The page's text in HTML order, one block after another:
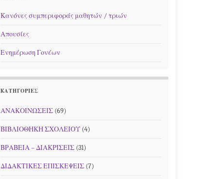
Κανόνες συμπεριφοράς μαθητών / τριών
Απουσίες
Ενημέρωση Γονέων
KΑΤΗΓΟΡΊΕΣ
ΑΝΑΚΟΙΝΩΣΕΙΣ (69)
ΒΙΒΛΙΟΘΗΚΗ ΣΧΟΛΕΙΟΥ (4)
ΒΡΑΒΕΙΑ – ΔΙΑΚΡΙΣΕΙΣ (31)
ΔΙΔΑΚΤΙΚΕΣ ΕΠΙΣΚΕΨΕΙΣ (7)